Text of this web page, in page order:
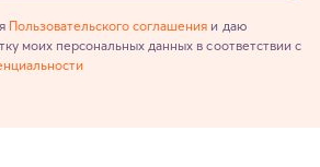
Пользовательского соглашения и даю
моих персональных данных в соответствии с